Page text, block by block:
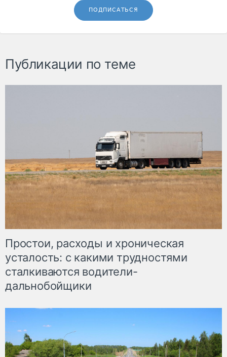
ПОДПИСАТЬСЯ
Публикации по теме
Простои, расходы и хроническая
усталость: с какими трудностями
сталкиваются водители-
дальнобойщики